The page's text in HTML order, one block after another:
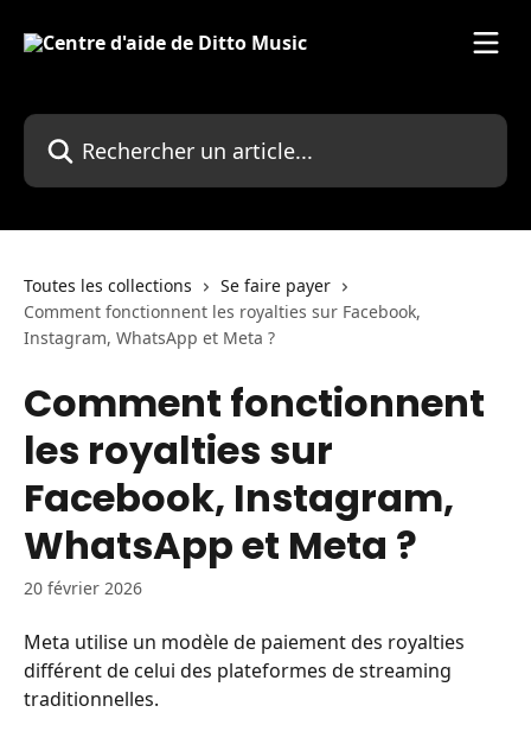
Rechercher un article...
Toutes les collections
Se faire payer
Comment fonctionnent les royalties sur Facebook,
Instagram, WhatsApp et Meta ?
Comment fonctionnent
les royalties sur
Facebook, Instagram,
WhatsApp et Meta ?
20 février 2026
Meta utilise un modèle de paiement des royalties
différent de celui des plateformes de streaming
traditionnelles.